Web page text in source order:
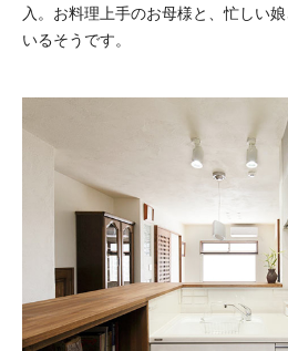
入。お料理上手のお母様と、忙しい
いるそうです。